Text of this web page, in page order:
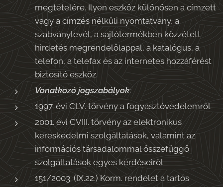
megtételére. Ilyen eszköz különösen a címzett
vagy a címzés nélküli nyomtatvány, a
szabványlevél, a sajtótermékben közzétett
hirdetés megrendelőlappal, a katalógus, a
telefon, a telefax és az internetes hozzáférést
biztosító eszköz.
Vonatkozó jogszabályok:
1997. évi CLV. törvény a fogyasztóvédelemről
2001. évi CVIII. törvény az elektronikus
kereskedelmi szolgáltatások, valamint az
információs társadalommal összefüggő
szolgáltatások egyes kérdéseiről
151/2003. (IX.22.) Korm. rendelet a tartós